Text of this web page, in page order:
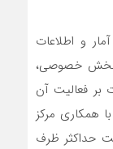
آمار و اطلاعات
بخش خصوصی،
بر فعالیت آن
همکاری مرکز
حداکثر ظرف